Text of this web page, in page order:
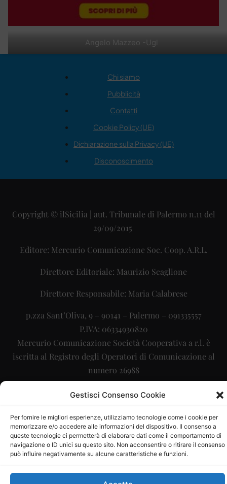
Gestisci Consenso Cookie
Per fornire le migliori esperienze, utilizziamo tecnologie come i cookie per
memorizzare e/o accedere alle informazioni del dispositivo. Il consenso a
queste tecnologie ci permetterà di elaborare dati come il comportamento di
navigazione o ID unici su questo sito. Non acconsentire o ritirare il consenso
può influire negativamente su alcune caratteristiche e funzioni.
Angelo Mazzeo -Ugl
Chi siamo
Pubblicità
Contatti
Cookie Policy (UE)
Dichiarazione sulla Privacy (UE)
Disconoscimento
Copyright © ilSicilia | aut. Tribunale di Palermo n.11 del
29/09/2015
Editore: Mercurio Comunicazione Soc. Coop. A.R.L.
Direttore Editoriale: Maurizio Scaglione
Direttore Responsabile: Maria Calabrese
p.zza Sant’Oliva, 9 – 90141 – Palermo – 091335557
P.IVA: 06334930820
Mercurio Comunicazione Società Cooperativa a r.l. è
iscritta al Registro degli Operatori di Comunicazione al
numero 26988
Sito gestito daLa Digitale srl– info@ladigitale.it